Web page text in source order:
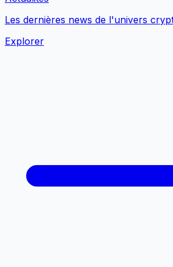
Les dernières news de l'univers
Explorer